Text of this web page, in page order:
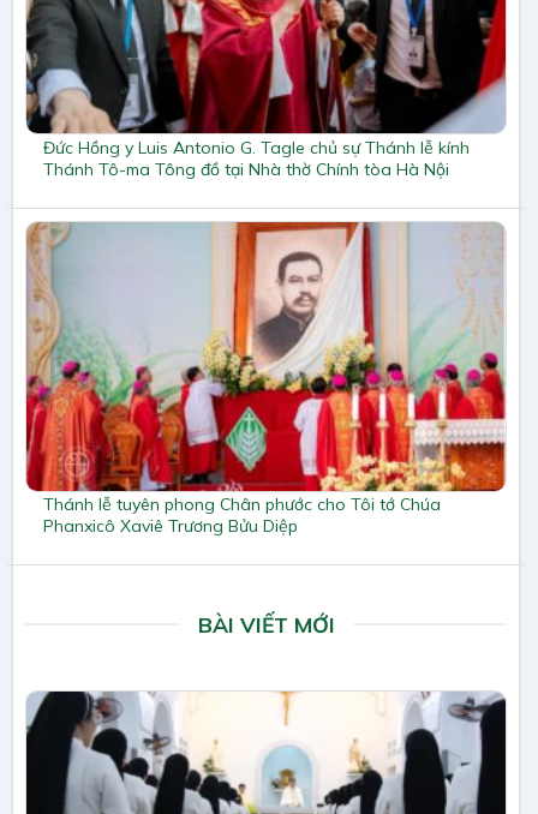
Đức Hồng y Luis Antonio G. Tagle chủ sự Thánh lễ kính
Thánh Tô-ma Tông đồ tại Nhà thờ Chính tòa Hà Nội
Thánh lễ tuyên phong Chân phước cho Tôi tớ Chúa
Phanxicô Xaviê Trương Bửu Diệp
BÀI VIẾT MỚI